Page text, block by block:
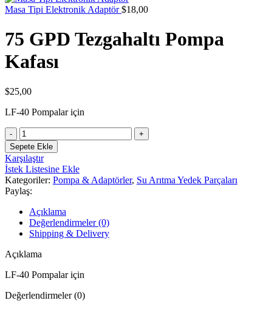
Masa Tipi Elektronik Adaptör$18,00
75 GPD Tezgahaltı Pompa
Kafası
$25,00
LF-40 Pompalar için
75
GPD
Tezgahaltı
Pompa
Kafası
adet
Sepete Ekle
Karşılaştır
İstek Listesine Ekle
Kategoriler: Pompa & Adaptörler, Su Arıtma Yedek Parçaları
Paylaş:
Açıklama
Değerlendirmeler (0)
Shipping & Delivery
Açıklama
LF-40 Pompalar için
Değerlendirmeler (0)